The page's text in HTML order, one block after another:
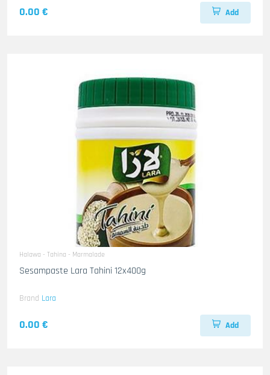
0.00 € Add
Halawa - Tahina - Marmalade
Sesampaste Lara Tahini 12x400g
Brand Lara
0.00 € Add